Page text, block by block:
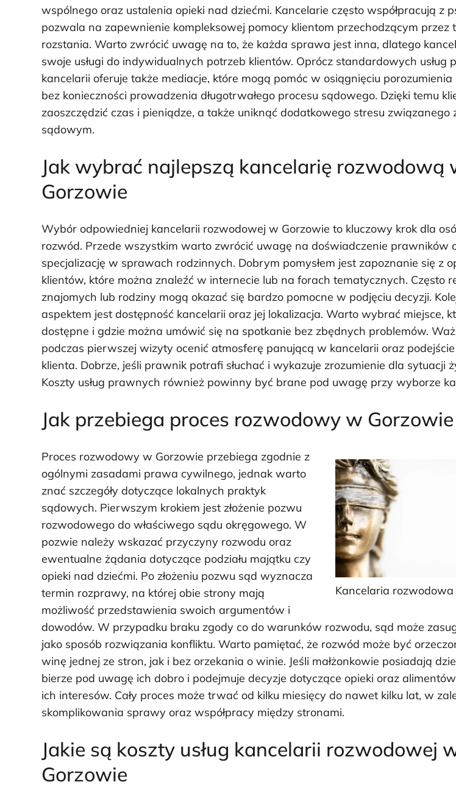
wspólnego oraz ustalenia opieki nad dziećmi. Kancelarie często współpracują z
pozwala na zapewnienie kompleksowej pomocy klientom przechodzącym przez
rozstania. Warto zwrócić uwagę na to, że każda sprawa jest inna, dlatego
swoje usługi do indywidualnych potrzeb klientów. Oprócz standardowych usług
kancelarii oferuje także mediacje, które mogą pomóc w osiągnięciu
bez konieczności prowadzenia długotrwałego procesu sądowego. Dzięki temu
zaoszczędzić czas i pieniądze, a także uniknąć dodatkowego stresu związanego
sądowym.
Jak wybrać najlepszą kancelarię rozwodową
Gorzowie
Wybór odpowiedniej kancelarii rozwodowej w Gorzowie to kluczowy krok dla
rozwód. Przede wszystkim warto zwrócić uwagę na doświadczenie prawników
specjalizację w sprawach rodzinnych. Dobrym pomysłem jest zapoznanie się z
klientów, które można znaleźć w internecie lub na forach tematycznych. Często
znajomych lub rodziny mogą okazać się bardzo pomocne w podjęciu decyzji.
aspektem jest dostępność kancelarii oraz jej lokalizacja. Warto wybrać miejsce,
dostępne i gdzie można umówić się na spotkanie bez zbędnych problemów.
podczas pierwszej wizyty ocenić atmosferę panującą w kancelarii oraz
klienta. Dobrze, jeśli prawnik potrafi słuchać i wykazuje zrozumienie dla sytuacji
Koszty usług prawnych również powinny być brane pod uwagę przy wyborze
Jak przebiega proces rozwodowy w Gorzowie
Kancelaria rozwodowa
Proces rozwodowy w Gorzowie przebiega zgodnie z
ogólnymi zasadami prawa cywilnego, jednak warto
znać szczegóły dotyczące lokalnych praktyk
sądowych. Pierwszym krokiem jest złożenie pozwu
rozwodowego do właściwego sądu okręgowego. W
pozwie należy wskazać przyczyny rozwodu oraz
ewentualne żądania dotyczące podziału majątku czy
opieki nad dziećmi. Po złożeniu pozwu sąd wyznacza
termin rozprawy, na której obie strony mają
możliwość przedstawienia swoich argumentów i
dowodów. W przypadku braku zgody co do warunków rozwodu, sąd może
jako sposób rozwiązania konfliktu. Warto pamiętać, że rozwód może być
winę jednej ze stron, jak i bez orzekania o winie. Jeśli małżonkowie posiadają
bierze pod uwagę ich dobro i podejmuje decyzje dotyczące opieki oraz
ich interesów. Cały proces może trwać od kilku miesięcy do nawet kilku lat, w
skomplikowania sprawy oraz współpracy między stronami.
Jakie są koszty usług kancelarii rozwodowej
Gorzowie